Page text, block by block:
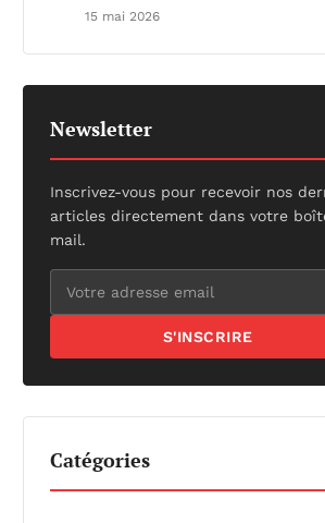
15 mai 2026
Newsletter
Inscrivez-vous pour recevoir nos
articles directement dans votre
mail.
S'INSCRIRE
Catégories